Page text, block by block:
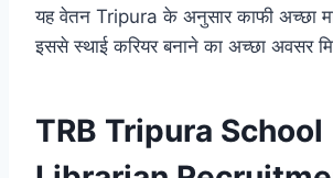
यह वेतन Tripura के अनुसार काफी अच्छा
इससे स्थाई करियर बनाने का अच्छा अवसर
TRB Tripura School